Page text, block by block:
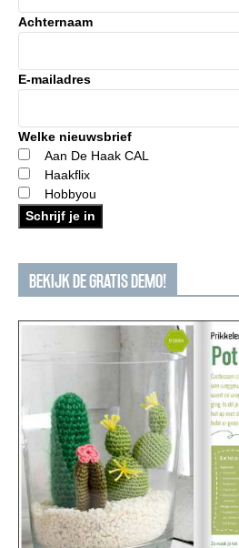
Achternaam
E-mailadres
Welke nieuwsbrief
Aan De Haak CAL
Haakflix
Hobbyou
Schrijf je in
BEKIJK DE GRATIS DEMO!